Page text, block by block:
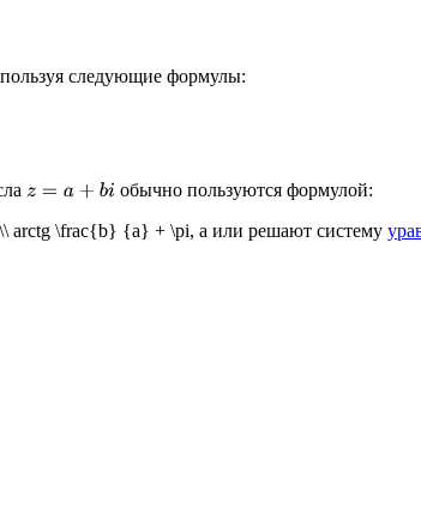
следующие формулы:
z=a+b
обычно пользуются формулой:
arctg \frac{b} {a} + \pi, a или решают систему